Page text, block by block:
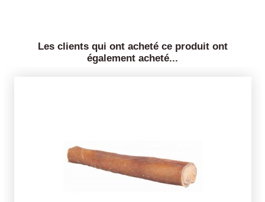
Les clients qui ont acheté ce produit ont
également acheté...